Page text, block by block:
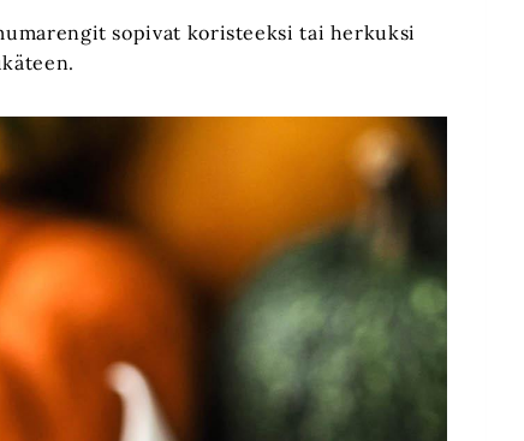
sopivat koristeeksi tai herkuksi